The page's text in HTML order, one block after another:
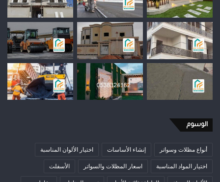
الوسوم
أنواع مظلات وسواتر إنشاء الأساسات اختيار الألوان المناسبة
اختيار المواد المناسبة اسعار المظلات والسواتر الأسفلت